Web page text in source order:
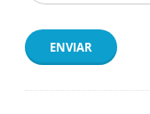
ENVIAR